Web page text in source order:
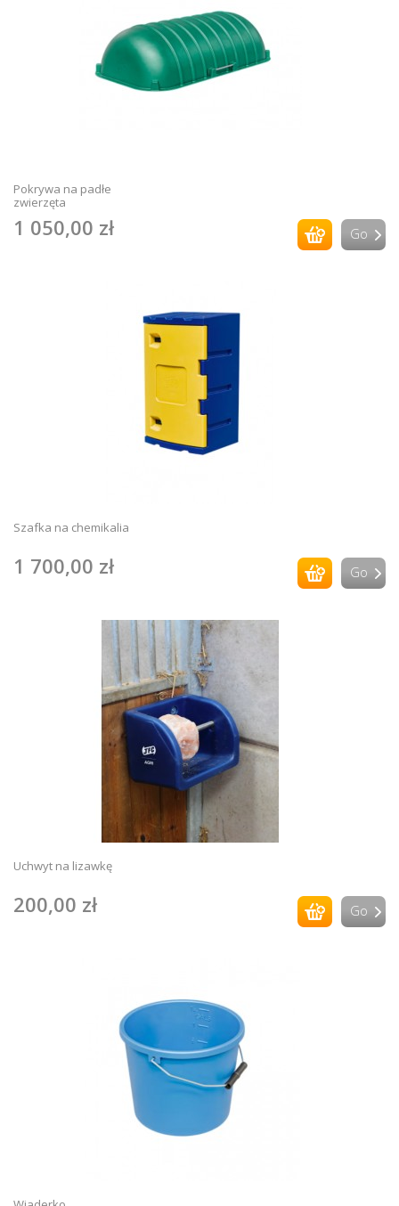
Pokrywa na padłe
zwierzęta
1 050,00 zł Go
Szafka na chemikalia
1 700,00 zł Go
Uchwyt na lizawkę
200,00 zł Go